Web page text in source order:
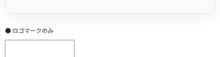
● ロゴマークのみ